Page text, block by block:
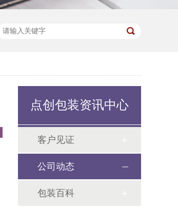
点创包装资讯中心
客户见证
公司动态
包装百科